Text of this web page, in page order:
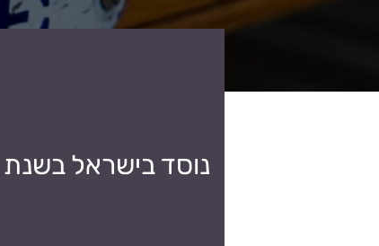
נוסד בישראל בשנת 1975